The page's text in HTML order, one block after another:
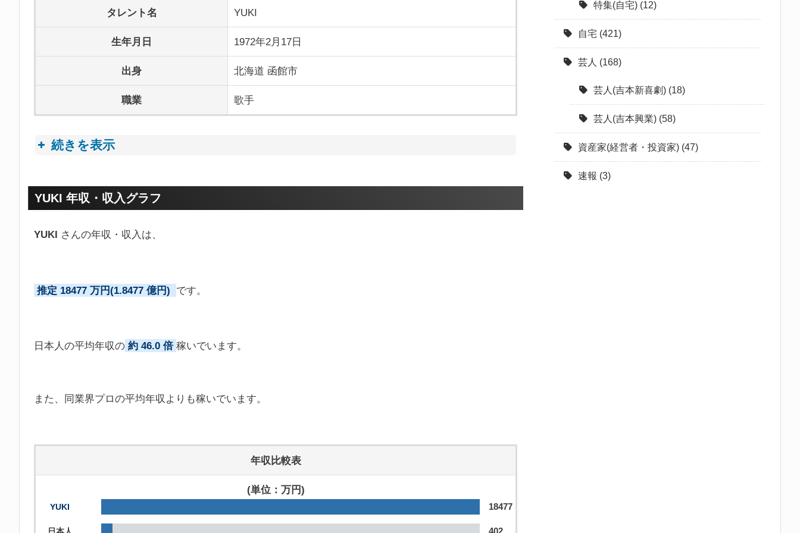
タレント名 YUKI
生年月日 1972年2月17日
出身 北海道 函館市
職業 歌手
続きを表示
プロフィールトピック
YUKI 年収・収入グラフ
YUKI さんの年収・収入は、
推定 18477 万円(1.8477 億円) です。
日本人の平均年収の 約 46.0 倍 稼いでいます。
また、同業界プロの平均年収よりも稼いでいます。
年収比較表
(単位：万円)
YUKI 18477
特集(自宅) (12)
自宅 (421)
芸人 (168)
芸人(吉本新喜劇) (18)
芸人(吉本興業) (58)
資産家(経営者・投資家) (47)
速報 (3)